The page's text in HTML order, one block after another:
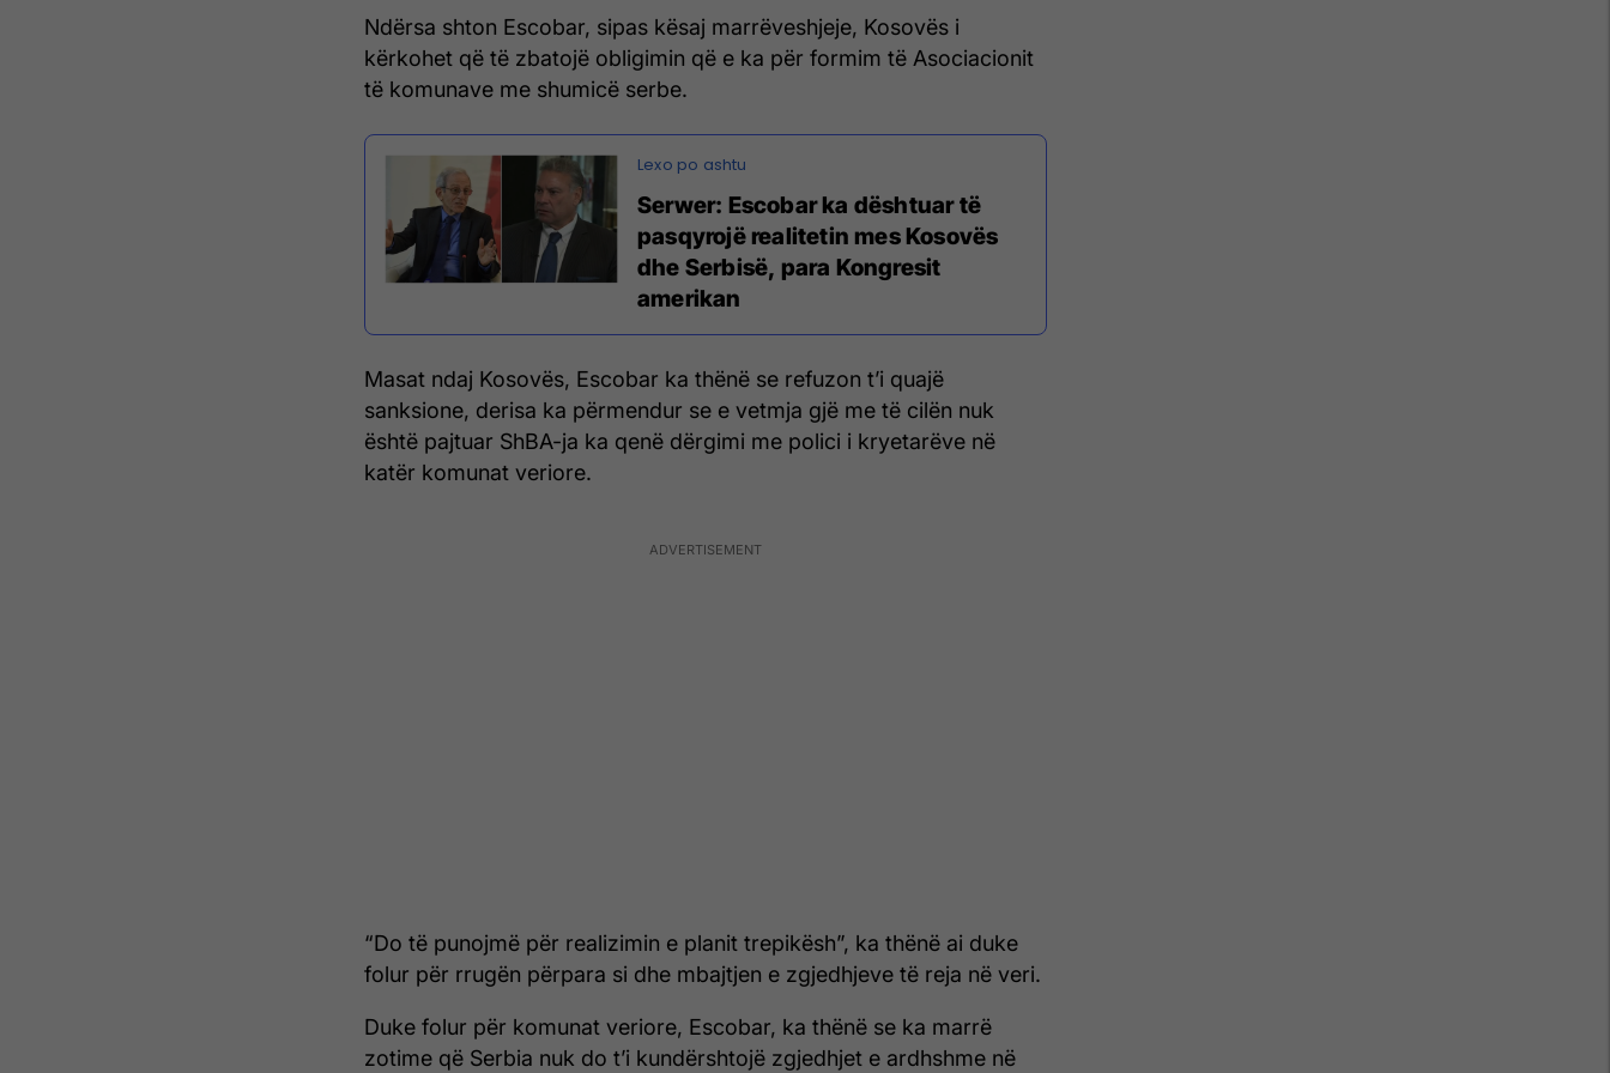
Ndërsa shton Escobar, sipas kësaj marrëveshjeje, Kosovës i
kërkohet që të zbatojë obligimin që e ka për formim të Asociacionit
të komunave me shumicë serbe.
Serwer: Escobar ka dështuar të
pasqyrojë realitetin mes Kosovës
dhe Serbisë, para Kongresit
amerikan
Masat ndaj Kosovës, Escobar ka thënë se refuzon t’i quajë
sanksione, derisa ka përmendur se e vetmja gjë me të cilën nuk
është pajtuar ShBA-ja ka qenë dërgimi me polici i kryetarëve në
katër komunat veriore.
“Do të punojmë për realizimin e planit trepikësh”, ka thënë ai duke
folur për rrugën përpara si dhe mbajtjen e zgjedhjeve të reja në veri.
Duke folur për komunat veriore, Escobar, ka thënë se ka marrë
zotime që Serbia nuk do t’i kundërshtojë zgjedhjet e ardhshme në